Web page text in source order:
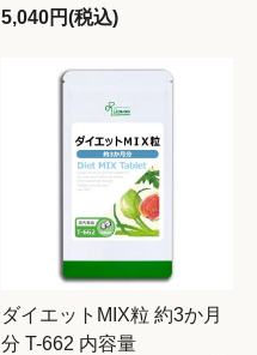
5,040円(税込)
ダイエットMIX粒 約3か月
分 T-662 内容量